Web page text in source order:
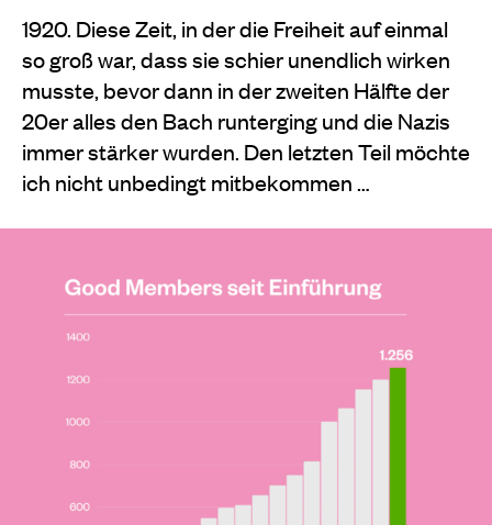
1920. Diese Zeit, in der die Freiheit auf einmal
so groß war, dass sie schier unendlich wirken
musste, bevor dann in der zweiten Hälfte der
20er alles den Bach runterging und die Nazis
immer stärker wurden. Den letzten Teil möchte
ich nicht unbedingt mitbekommen …